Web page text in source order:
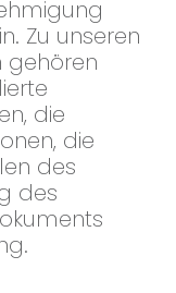
Zu unseren
gehören
die
die
des
des